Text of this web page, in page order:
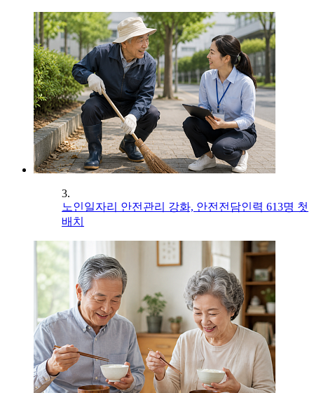
3.
노인일자리 안전관리 강화, 안전전담인력 613명 첫
배치